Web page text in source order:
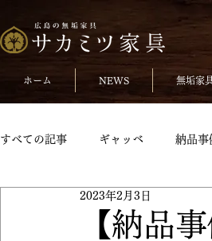
ホーム NEWS 無垢家
すべての記事 ギャッベ 納品事
無垢のチェア おしらせ
【納品
2023年2月3日